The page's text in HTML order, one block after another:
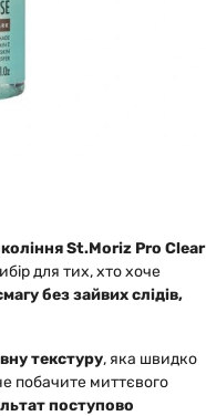
St.Moriz Pro Clear
для тих, хто хоче
без зайвих слідів,
текстуру, яка швидко
побачите миттєвого
поступово